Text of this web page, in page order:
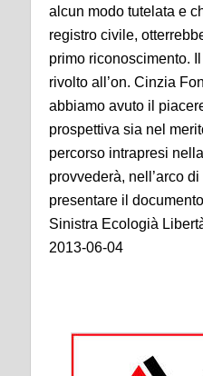
alcun modo tutelata e
registro civile,
primo riconoscimento.
rivolto all’on. Cinzia
abbiamo avuto il
prospettiva sia nel
percorso intrapresi
provvederà, nell’arco
presentare il
Sinistra Ecologià
2013-06-04